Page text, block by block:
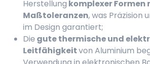
Herstellung komplexer Formen
Maßtoleranzen, was Präzision
im Design garantiert;
Die gute thermische und
Leitfähigkeitvon Aluminium